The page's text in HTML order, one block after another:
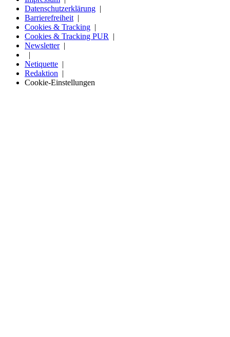
Datenschutzerklärung
Barrierefreiheit
Cookies & Tracking
Cookies & Tracking PUR
Newsletter
Netiquette
Redaktion
Cookie-Einstellungen